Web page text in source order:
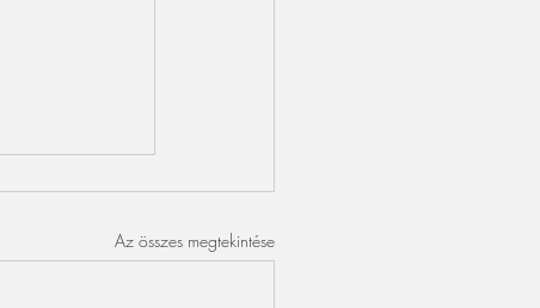
Az összes megtekintése